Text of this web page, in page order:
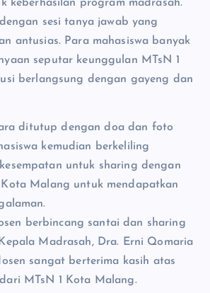
keberhasilan program madrasah.
sesi tanya jawab yang
antusias. Para mahasiswa banyak
seputar keunggulan MTsN 1
berlangsung dengan gayeng dan
ditutup dengan doa dan foto
kemudian berkeliling
untuk sharing dengan
Malang untuk mendapatkan
berbincang santai dan sharing
Madrasah, Dra. Erni Qomaria
sangat berterima kasih atas
MTsN 1 Kota Malang.